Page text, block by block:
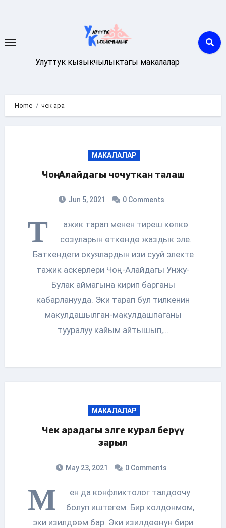
Улуттук кызыкчылыктагы макалалар
Home чек ара
МАКАЛАЛАР
Чоң-Алайдагы чочуткан талаш
Jun 5, 2021 0 Comments
Т
ажик тарап менен тиреш көпкө
созуларын өткөндө жаздык эле.
Баткендеги окуялардын изи сууй электе
тажик аскерлери Чоң-Алайдагы Унжу-
Булак аймагына кирип барганы
кабарланууда. Эки тарап бул тилкенин
макулдашылган-макулдашпаганы
тууралуу кайым айтышып,…
МАКАЛАЛАР
Чек арадагы элге курал берүү
зарыл
May 23, 2021 0 Comments
М
ен да конфликтолог талдоочу
болуп иштегем. Бир колдонмом,
эки изилдөөм бар. Эки изилдөөнүн бири